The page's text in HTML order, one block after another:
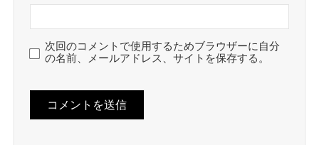
次回のコメントで使用するためブラウザーに自分
の名前、メールアドレス、サイトを保存する。